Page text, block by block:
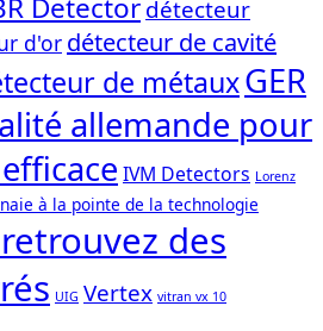
Detectordétecteur
d'or détecteur de cavité
de métauxGER
allemande pour
IVM Detectors Lorenz
à la pointe de la technologie
des
UIG Vertex vitran vx 10